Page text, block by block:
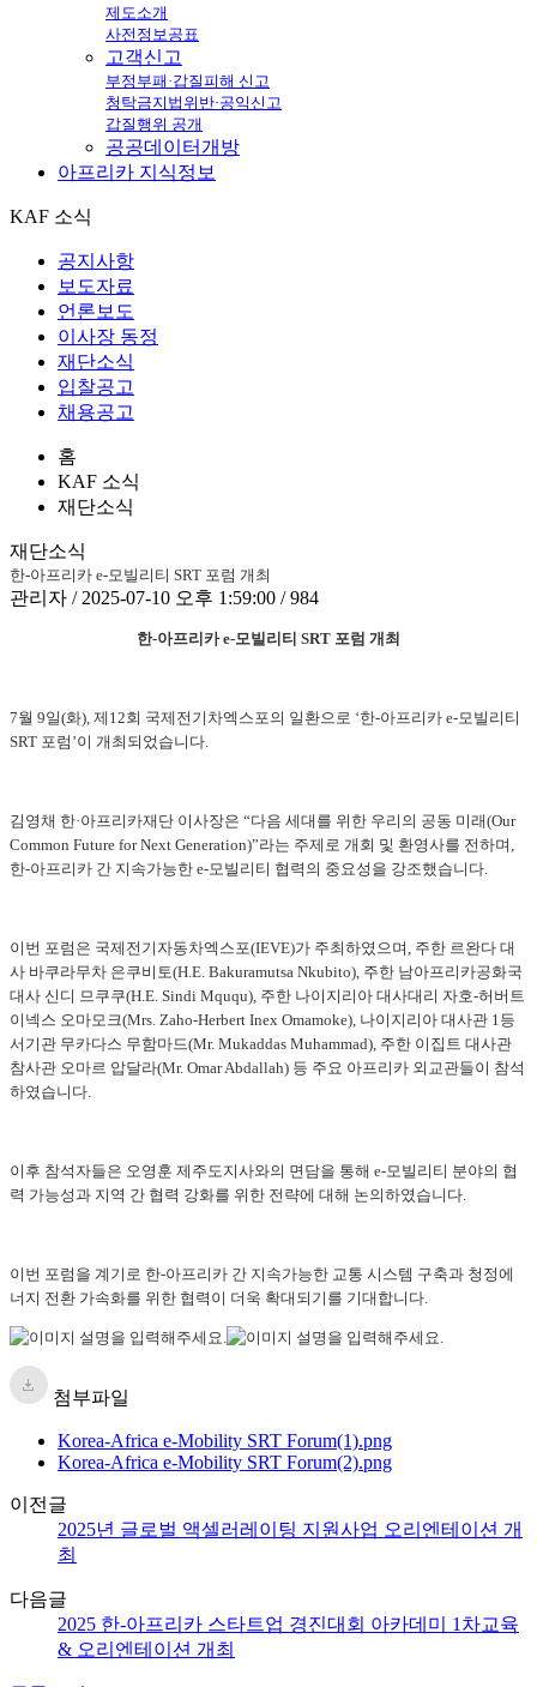
제도소개
사전정보공표
고객신고
부정부패·갑질피해 신고
청탁금지법위반·공익신고
갑질행위 공개
공공데이터개방
아프리카 지식정보
KAF 소식
공지사항
보도자료
언론보도
이사장 동정
재단소식
입찰공고
채용공고
홈
KAF 소식
재단소식
재단소식
한-아프리카 e-모빌리티 SRT 포럼 개최
관리자 / 2025-07-10 오후 1:59:00 / 984
한-아프리카 e-모빌리티 SRT 포럼 개최
7월 9일(화), 제12회 국제전기차엑스포의 일환으로 ‘한-아프리카 e-모빌리티
SRT 포럼’이 개최되었습니다.
김영채 한·아프리카재단 이사장은 “다음 세대를 위한 우리의 공동 미래(Our
Common Future for Next Generation)”라는 주제로 개회 및 환영사를 전하며,
한-아프리카 간 지속가능한 e-모빌리티 협력의 중요성을 강조했습니다.
이번 포럼은 국제전기자동차엑스포(IEVE)가 주최하였으며, 주한 르완다 대
사 바쿠라무차 은쿠비토(H.E. Bakuramutsa Nkubito), 주한 남아프리카공화국
대사 신디 므쿠쿠(H.E. Sindi Mququ), 주한 나이지리아 대사대리 자호-허버트
이넥스 오마모크(Mrs. Zaho-Herbert Inex Omamoke), 나이지리아 대사관 1등
서기관 무카다스 무함마드(Mr. Mukaddas Muhammad), 주한 이집트 대사관
참사관 오마르 압달라(Mr. Omar Abdallah) 등 주요 아프리카 외교관들이 참석
하였습니다.
이후 참석자들은 오영훈 제주도지사와의 면담을 통해 e-모빌리티 분야의 협
력 가능성과 지역 간 협력 강화를 위한 전략에 대해 논의하였습니다.
이번 포럼을 계기로 한-아프리카 간 지속가능한 교통 시스템 구축과 청정에
너지 전환 가속화를 위한 협력이 더욱 확대되기를 기대합니다.
첨부파일
Korea-Africa e-Mobility SRT Forum(1).png
Korea-Africa e-Mobility SRT Forum(2).png
이전글
2025년 글로벌 액셀러레이팅 지원사업 오리엔테이션 개
최
다음글
2025 한-아프리카 스타트업 경진대회 아카데미 1차교육
& 오리엔테이션 개최